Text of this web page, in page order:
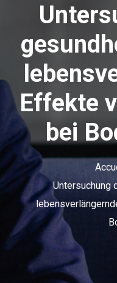
Effekte
bei
Untersuchung